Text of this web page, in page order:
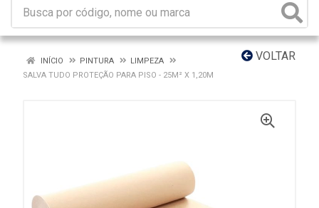
VOLTAR
INÍCIO PINTURA
LIMPEZA
SALVA TUDO PROTEÇÃO PARA PISO - 25M² X 1,20M